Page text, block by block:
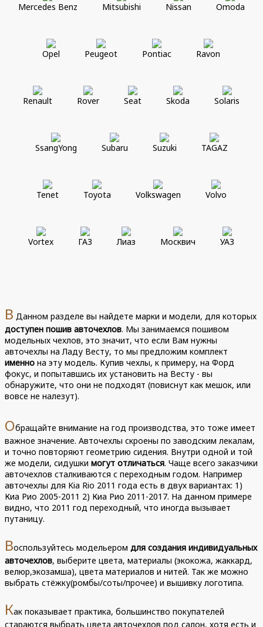
Mercedes Benz Mitsubishi Nissan Omoda
Opel Peugeot Pontiac Ravon
Renault Rover Seat Skoda Solaris
SsangYong Subaru Suzuki TAGAZ
Tenet Toyota Volkswagen Volvo
Vortex ГАЗ Лиаз Москвич УАЗ
В Данном разделе вы найдете марки и модели, для которых
доступен пошив авточехлов. Мы занимаемся пошивом
модельных чехлов, это значит, что если Вам нужны
авточехлы на Ладу Весту, то мы предложим комплект
именно на эту модель. Купив чехлы, к примеру, на Форд
фокус, и попытавшись их установить на Весту - вы
обнаружите, что они не подходят (повиснут как мешок, или
вовсе не налезут).
Обращайте внимание на год производства, это тоже имеет
важное значение. Авточехлы скроены по заводским лекалам,
и точно повторяют геометрию сидения. Внутри одной и той
же модели, сидушкимогут отличаться. Чаще всего заказчики
авточехлов сталкиваются с переходным годом. Например
авточехлы для Kia Rio 2011 года есть в двух вариантах: 1)
Киа Рио 2005-2011 2) Киа Рио 2011-2017. На данном примере
видно, что 2011 год переходный, что иногда вызывает
путаницу.
Воспользуйтесь модельеромдля создания индивидуальных
авточехлов, выберите цвета, материалы (экокожа, жаккард,
велюр,экозамша), цвета материалов и нитей. Так же можно
выбрать стёжку(ромбы/соты/прочее) и вышивку логотипа.
Как показывает практика, большинство покупателей
стараются выбрать цвета авточехлов под салон, хотя есть и